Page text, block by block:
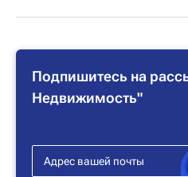
Подпишитесь на
Недвижимость"